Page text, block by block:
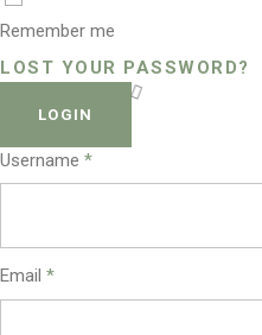
Remember me
LOST YOUR PASSWORD?
LOGIN
Username *
Email *